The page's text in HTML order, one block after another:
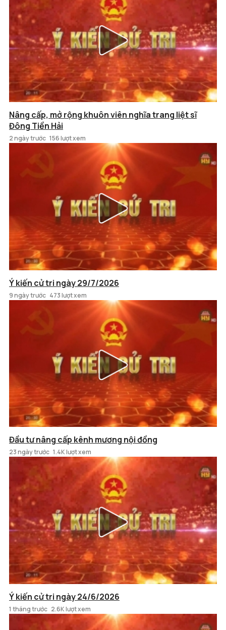
Nâng cấp, mở rộng khuôn viên nghĩa trang liệt sĩ
Đông Tiền Hải
2 ngày trước 156 lượt xem
Ý kiến cử tri ngày 29/7/2026
9 ngày trước 473 lượt xem
Đầu tư nâng cấp kênh mương nội đồng
23 ngày trước 1.4K lượt xem
Ý kiến cử tri ngày 24/6/2026
1 tháng trước 2.6K lượt xem